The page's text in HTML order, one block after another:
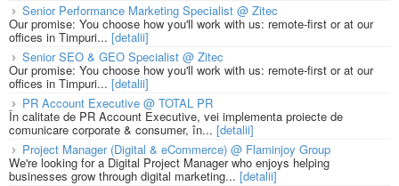
Senior Performance Marketing Specialist @ Zitec
Our promise: You choose how you'll work with us: remote-first or at our
offices in Timpuri... [detalii]
Senior SEO & GEO Specialist @ Zitec
Our promise: You choose how you'll work with us: remote-first or at our
offices in Timpuri... [detalii]
PR Account Executive @ TOTAL PR
În calitate de PR Account Executive, vei implementa proiecte de
comunicare corporate & consumer, în... [detalii]
Project Manager (Digital & eCommerce) @ Flaminjoy Group
We're looking for a Digital Project Manager who enjoys helping
businesses grow through digital marketing... [detalii]